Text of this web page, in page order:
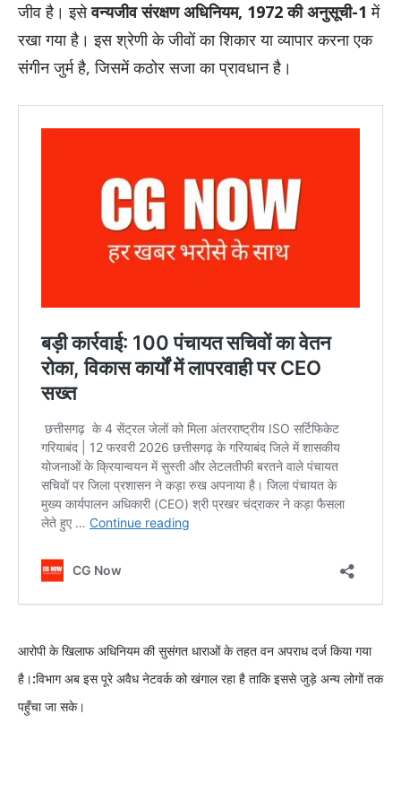
जीव है। इसेवन्यजीव संरक्षण अधिनियम, 1972 की अनुसूची-1 में
रखा गया है। इस श्रेणी के जीवों का शिकार या व्यापार करना एक
संगीन जुर्म है, जिसमें कठोर सजा का प्रावधान है।
आरोपी के खिलाफ अधिनियम की सुसंगत धाराओं के तहत वन अपराध दर्ज किया गया
है।:विभाग अब इस पूरे अवैध नेटवर्क को खंगाल रहा है ताकि इससे जुड़े अन्य लोगों तक
पहुँचा जा सके।